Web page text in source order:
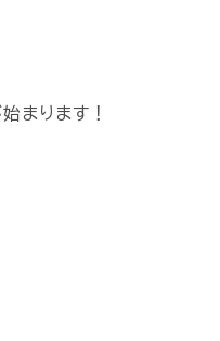
まります！